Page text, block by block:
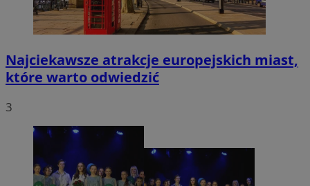
Najciekawsze atrakcje europejskich miast,
które warto odwiedzić
3